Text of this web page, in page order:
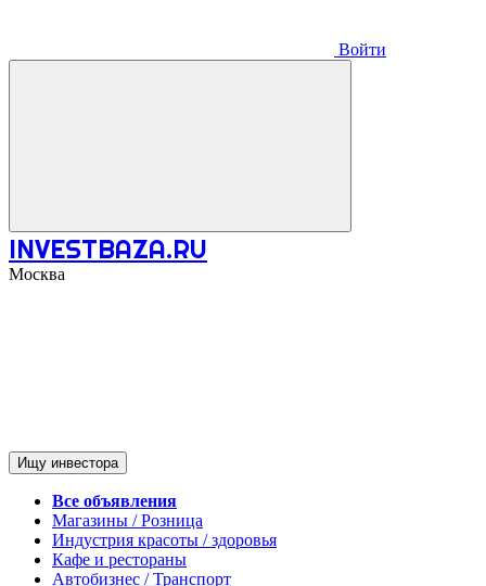
Войти
INVESTBAZA.RU
Москва
Ищу инвестора
Все объявления
Магазины / Розница
Индустрия красоты / здоровья
Кафе и рестораны
Автобизнес / Транспорт